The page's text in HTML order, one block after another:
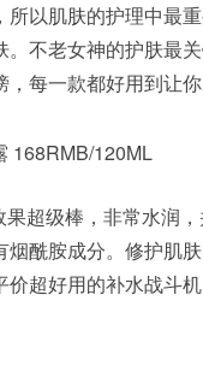
以肌肤的护理中最
不老女神的护肤最
每一款都好用到让你
120ML
超级棒，非常水润
酰胺成分。修护肌
超好用的补水战斗